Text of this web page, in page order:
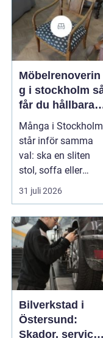
Möbelrenoverin
g i stockholm så
får du hållbara
och vackra
möbler
Många i Stockholm
står inför samma
val: ska en sliten
stol, soffa eller
fåtölj slängas,
säljas billi...
31 juli 2026
Bilverkstad i
Östersund:
Skador, service